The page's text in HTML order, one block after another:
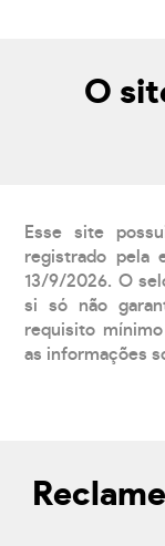
O
Esse site
registrado pela
13/9/2026. O
si só não
requisito
as informações